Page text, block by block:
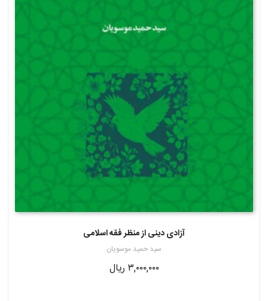
آزادی دینی از منظر فقه اسلامی
سید حمید موسویان
۳,۰۰۰,۰۰۰ ریال